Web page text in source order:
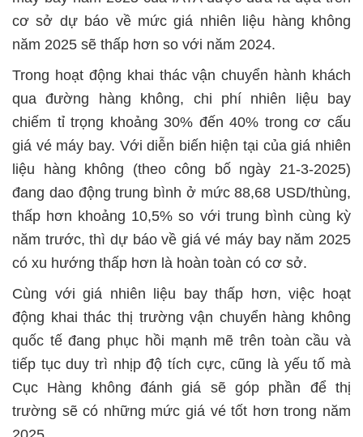
cơ sở dự báo về mức giá nhiên liệu hàng không
năm 2025 sẽ thấp hơn so với năm 2024.
Trong hoạt động khai thác vận chuyển hành khách
qua đường hàng không, chi phí nhiên liệu bay
chiếm tỉ trọng khoảng 30% đến 40% trong cơ cấu
giá vé máy bay. Với diễn biến hiện tại của giá nhiên
liệu hàng không (theo công bố ngày 21-3-2025)
đang dao động trung bình ở mức 88,68 USD/thùng,
thấp hơn khoảng 10,5% so với trung bình cùng kỳ
năm trước, thì dự báo về giá vé máy bay năm 2025
có xu hướng thấp hơn là hoàn toàn có cơ sở.
Cùng với giá nhiên liệu bay thấp hơn, việc hoạt
động khai thác thị trường vận chuyển hàng không
quốc tế đang phục hồi mạnh mẽ trên toàn cầu và
tiếp tục duy trì nhịp độ tích cực, cũng là yếu tố mà
Cục Hàng không đánh giá sẽ góp phần để thị
trường sẽ có những mức giá vé tốt hơn trong năm